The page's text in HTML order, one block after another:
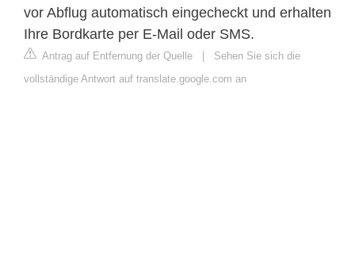
vor Abflug automatisch eingecheckt und erhalten
Ihre Bordkarte per E-Mail oder SMS.
Antrag auf Entfernung der Quelle | Sehen Sie sich die
vollständige Antwort auf translate.google.com an